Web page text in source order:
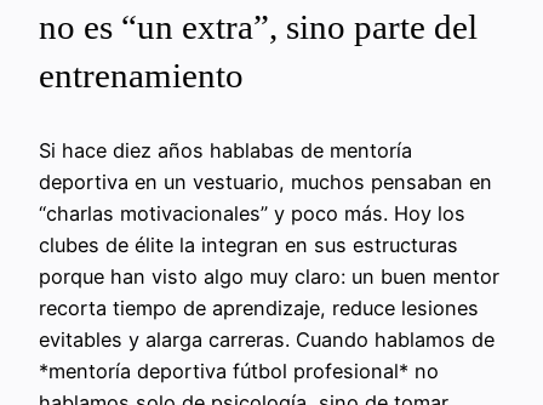
no es “un extra”, sino parte del
entrenamiento
Si hace diez años hablabas de mentoría
deportiva en un vestuario, muchos pensaban en
“charlas motivacionales” y poco más. Hoy los
clubes de élite la integran en sus estructuras
porque han visto algo muy claro: un buen mentor
recorta tiempo de aprendizaje, reduce lesiones
evitables y alarga carreras. Cuando hablamos de
*mentoría deportiva fútbol profesional* no